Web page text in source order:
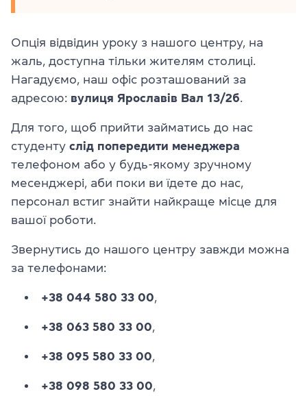
Опція відвідин уроку з нашого центру, на
жаль, доступна тільки жителям столиці.
Нагадуємо, наш офіс розташований за
адресою: вулиця Ярославів Вал 13/2б.
Для того, щоб прийти займатись до нас
студенту слід попередити менеджера
телефоном або у будь-якому зручному
месенджері, аби поки ви їдете до нас,
персонал встиг знайти найкраще місце для
вашої роботи.
Звернутись до нашого центру завжди можна
за телефонами:
+38 044 580 33 00,
+38 063 580 33 00,
+38 095 580 33 00,
+38 098 580 33 00,